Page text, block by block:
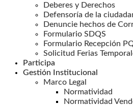
Deberes y Derechos
Defensoría de la
Denuncie hechos de
Formulario SDQS
Formulario Recepción
Solicitud Ferias
Participa
Gestión Institucional
Marco Legal
Normatividad
Normatividad